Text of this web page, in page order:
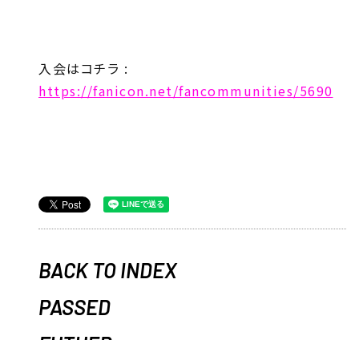
入会はコチラ :
https://fanicon.net/fancommunities/5690
BACK TO INDEX
PASSED